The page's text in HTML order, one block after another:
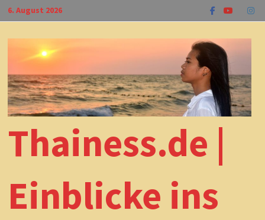
Zum
Inhalt
springen
6. August 2026
Thainess.de |
Einblicke ins